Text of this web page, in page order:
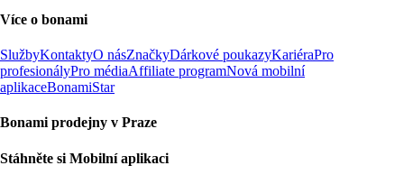
Více o bonami
SlužbyKontaktyO násZnačkyDárkové poukazyKariéraPro
profesionályPro médiaAffiliate programNová mobilní
aplikaceBonamiStar
Bonami prodejny v Praze
Stáhněte si Mobilní aplikaci